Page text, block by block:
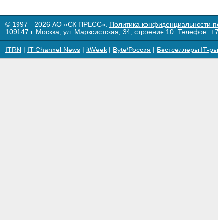
© 1997—2026 АО «СК ПРЕСС». Политика конфиденциальности
109147 г. Москва, ул. Марксистская, 34, строение 10. Телефон:
ITRN IT Channel News itWeek Byte/Россия Бестселлеры IT-